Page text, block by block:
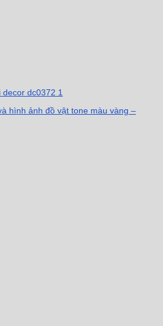
hình ảnh đồ vật tone màu vàng –